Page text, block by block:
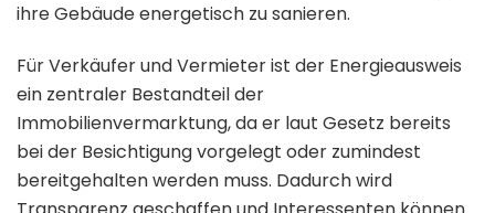
ihre Gebäude energetisch zu sanieren.
Für Verkäufer und Vermieter ist der Energieausweis
ein zentraler Bestandteil der
Immobilienvermarktung, da er laut Gesetz bereits
bei der Besichtigung vorgelegt oder zumindest
bereitgehalten werden muss. Dadurch wird